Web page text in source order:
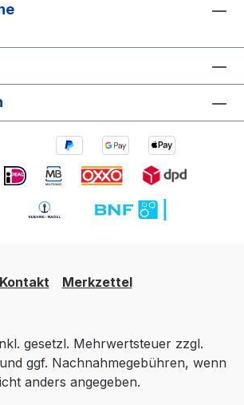
Kontakt Merkzettel
gesetzl. Mehrwertsteuer zzgl.
ggf. Nachnahmegebühren, wenn
anders angegeben.